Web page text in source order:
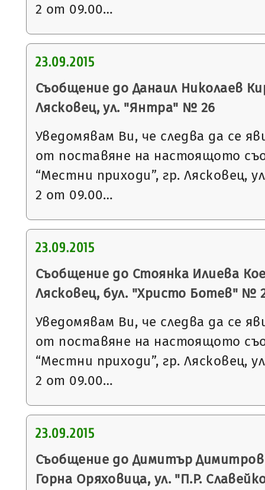
2 от 09.00…
23.09.2015
Съобщение до Данаил Николаев
Лясковец, ул. "Янтра" № 26
Уведомявам Ви, че следва да се
от поставяне на настоящото
“Местни приходи”, гр. Лясковец,
2 от 09.00…
23.09.2015
Съобщение до Стоянка Илиева
Лясковец, бул. "Христо Ботев" №
Уведомявам Ви, че следва да се
от поставяне на настоящото
“Местни приходи”, гр. Лясковец,
2 от 09.00…
23.09.2015
Съобщение до Димитър Димитров
Горна Оряховица, ул. "П.Р.